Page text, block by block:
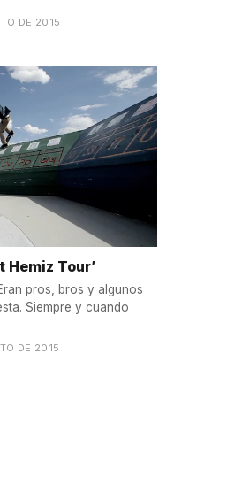
DE 2015
Hemiz Tour’
pros, bros y algunos
Siempre y cuando
DE 2015